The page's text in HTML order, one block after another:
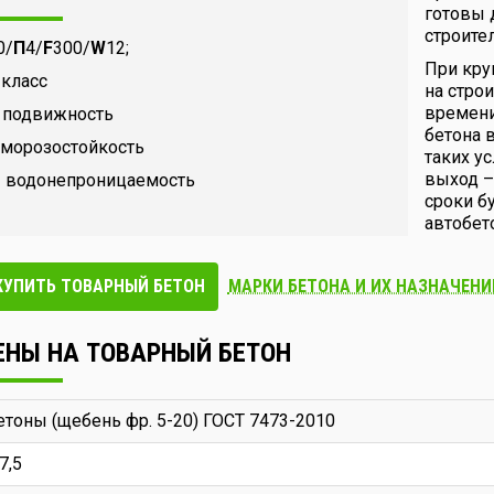
П4/F300/W12;
готовы
При
на
бетона
таких
выход
сроки
ТОВАРНЫЙ БЕТОН МАРКИ БЕТОНА И ИХ
НА ТОВАРНЫЙ БЕТОН
(щебень фр. 5-20) ГОСТ 7473-2010